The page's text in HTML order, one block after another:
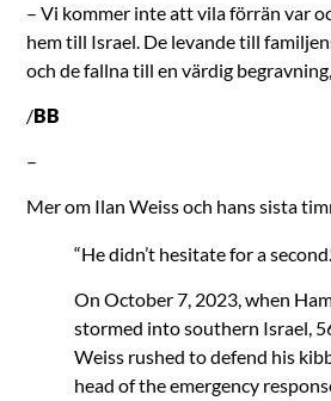
– Vi kommer inte att vila förrän var
hem till Israel. De levande till
och de fallna till en värdig
/BB
–
Mer om Ilan Weiss och hans sista
“He didn’t hesitate for a
On October 7, 2023, when
stormed into southern Israel,
Weiss rushed to defend his
head of the emergency